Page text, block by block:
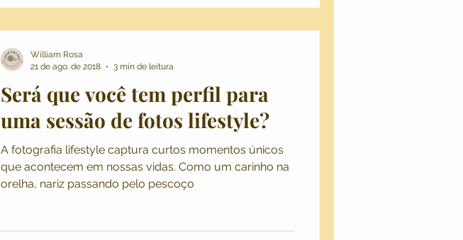
Será que você tem perfil para
uma sessão de fotos lifestyle?
A fotografia lifestyle captura curtos momentos únicos
que acontecem em nossas vidas. Como um carinho na
orelha, nariz passando pelo pescoço
William Rosa
21 de ago. de 2018
3 min de leitura